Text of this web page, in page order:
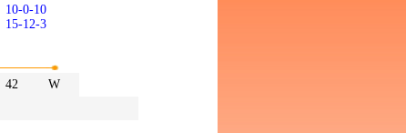
10-0-10
15-12-3
42
W